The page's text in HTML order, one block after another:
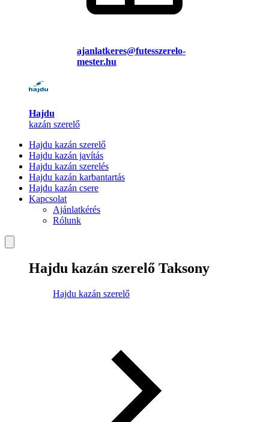
ajanlatkeres@futesszerelo-
mester.hu
Hajdu
kazán szerelő
Hajdu kazán szerelő
Hajdu kazán javítás
Hajdu kazán szerelés
Hajdu kazán karbantartás
Hajdu kazán csere
Kapcsolat
Ajánlatkérés
Rólunk
Hajdu kazán szerelő Taksony
Hajdu kazán szerelő